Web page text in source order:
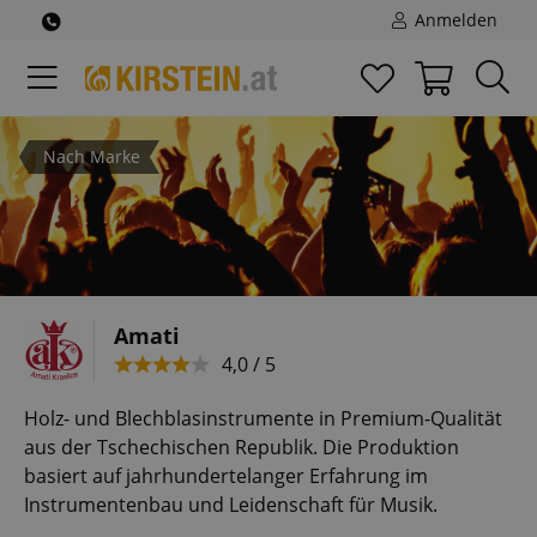
Anmelden
Nach Marke
Amati
4,0 / 5
Holz- und Blechblasinstrumente in Premium-Qualität
aus der Tschechischen Republik. Die Produktion
basiert auf jahrhundertelanger Erfahrung im
Instrumentenbau und Leidenschaft für Musik.